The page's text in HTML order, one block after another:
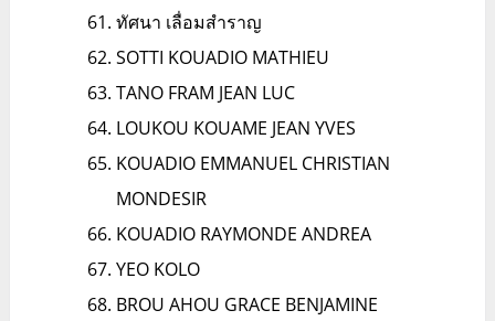
ทัศนา เลื่อมสำราญ
SOTTI KOUADIO MATHIEU
TANO FRAM JEAN LUC
LOUKOU KOUAME JEAN YVES
KOUADIO EMMANUEL CHRISTIAN
MONDESIR
KOUADIO RAYMONDE ANDREA
YEO KOLO
BROU AHOU GRACE BENJAMINE